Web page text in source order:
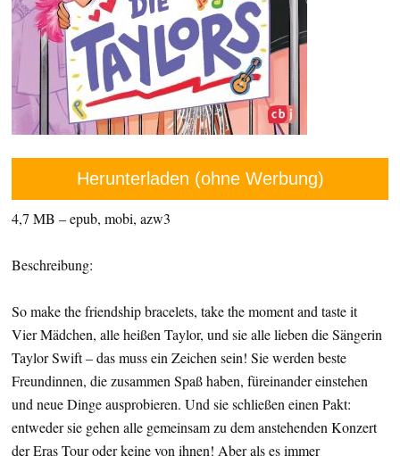
Herunterladen (ohne Werbung)
4,7 MB – epub, mobi, azw3
Beschreibung:
So make the friendship bracelets, take the moment and taste it
Vier Mädchen, alle heißen Taylor, und sie alle lieben die Sängerin
Taylor Swift – das muss ein Zeichen sein! Sie werden beste
Freundinnen, die zusammen Spaß haben, füreinander einstehen
und neue Dinge ausprobieren. Und sie schließen einen Pakt:
entweder sie gehen alle gemeinsam zu dem anstehenden Konzert
der Eras Tour oder keine von ihnen! Aber als es immer